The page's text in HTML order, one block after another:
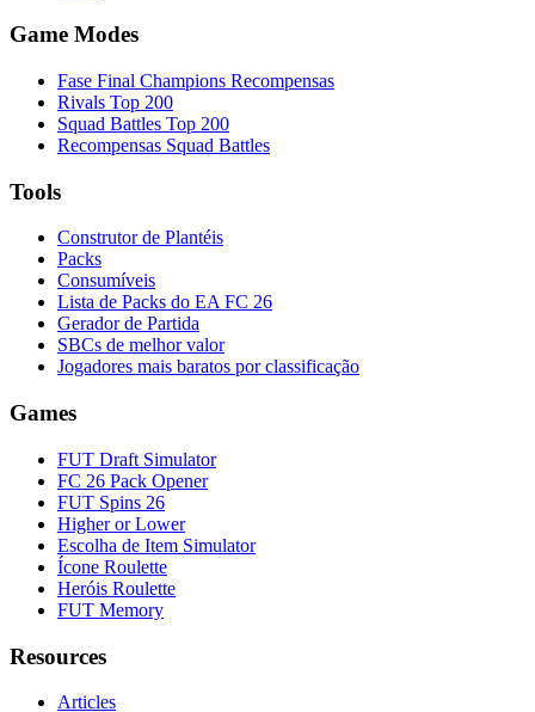
Game Modes
Fase Final Champions Recompensas
Rivals Top 200
Squad Battles Top 200
Recompensas Squad Battles
Tools
Construtor de Plantéis
Packs
Consumíveis
Lista de Packs do EA FC 26
Gerador de Partida
SBCs de melhor valor
Jogadores mais baratos por classificação
Games
FUT Draft Simulator
FC 26 Pack Opener
FUT Spins 26
Higher or Lower
Escolha de Item Simulator
Ícone Roulette
Heróis Roulette
FUT Memory
Resources
Articles